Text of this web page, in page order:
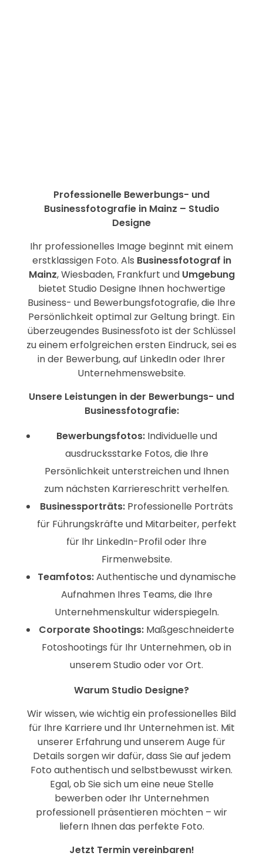
Professionelle Bewerbungs- und
Businessfotografie in Mainz – Studio
Designe
Ihr professionelles Image beginnt mit einem
erstklassigen Foto. Als Businessfotograf in
Mainz, Wiesbaden, Frankfurt und Umgebung
bietet Studio Designe Ihnen hochwertige
Business- und Bewerbungsfotografie, die Ihre
Persönlichkeit optimal zur Geltung bringt. Ein
überzeugendes Businessfoto ist der Schlüssel
zu einem erfolgreichen ersten Eindruck, sei es
in der Bewerbung, auf LinkedIn oder Ihrer
Unternehmenswebsite.
Unsere Leistungen in der Bewerbungs- und
Businessfotografie:
Bewerbungsfotos:Individuelle und
ausdrucksstarke Fotos, die Ihre
Persönlichkeit unterstreichen und Ihnen
zum nächsten Karriereschritt verhelfen.
Businessporträts: Professionelle Porträts
für Führungskräfte und Mitarbeiter, perfekt
für Ihr LinkedIn-Profil oder Ihre
Firmenwebsite.
Teamfotos:Authentische und dynamische
Aufnahmen Ihres Teams, die Ihre
Unternehmenskultur widerspiegeln.
Corporate Shootings: Maßgeschneiderte
Fotoshootings für Ihr Unternehmen, ob in
unserem Studio oder vor Ort.
Warum Studio Designe?
Wir wissen, wie wichtig ein professionelles Bild
für Ihre Karriere und Ihr Unternehmen ist. Mit
unserer Erfahrung und unserem Auge für
Details sorgen wir dafür, dass Sie auf jedem
Foto authentisch und selbstbewusst wirken.
Egal, ob Sie sich um eine neue Stelle
bewerben oder Ihr Unternehmen
professionell präsentieren möchten – wir
liefern Ihnen das perfekte Foto.
Jetzt Termin vereinbaren!